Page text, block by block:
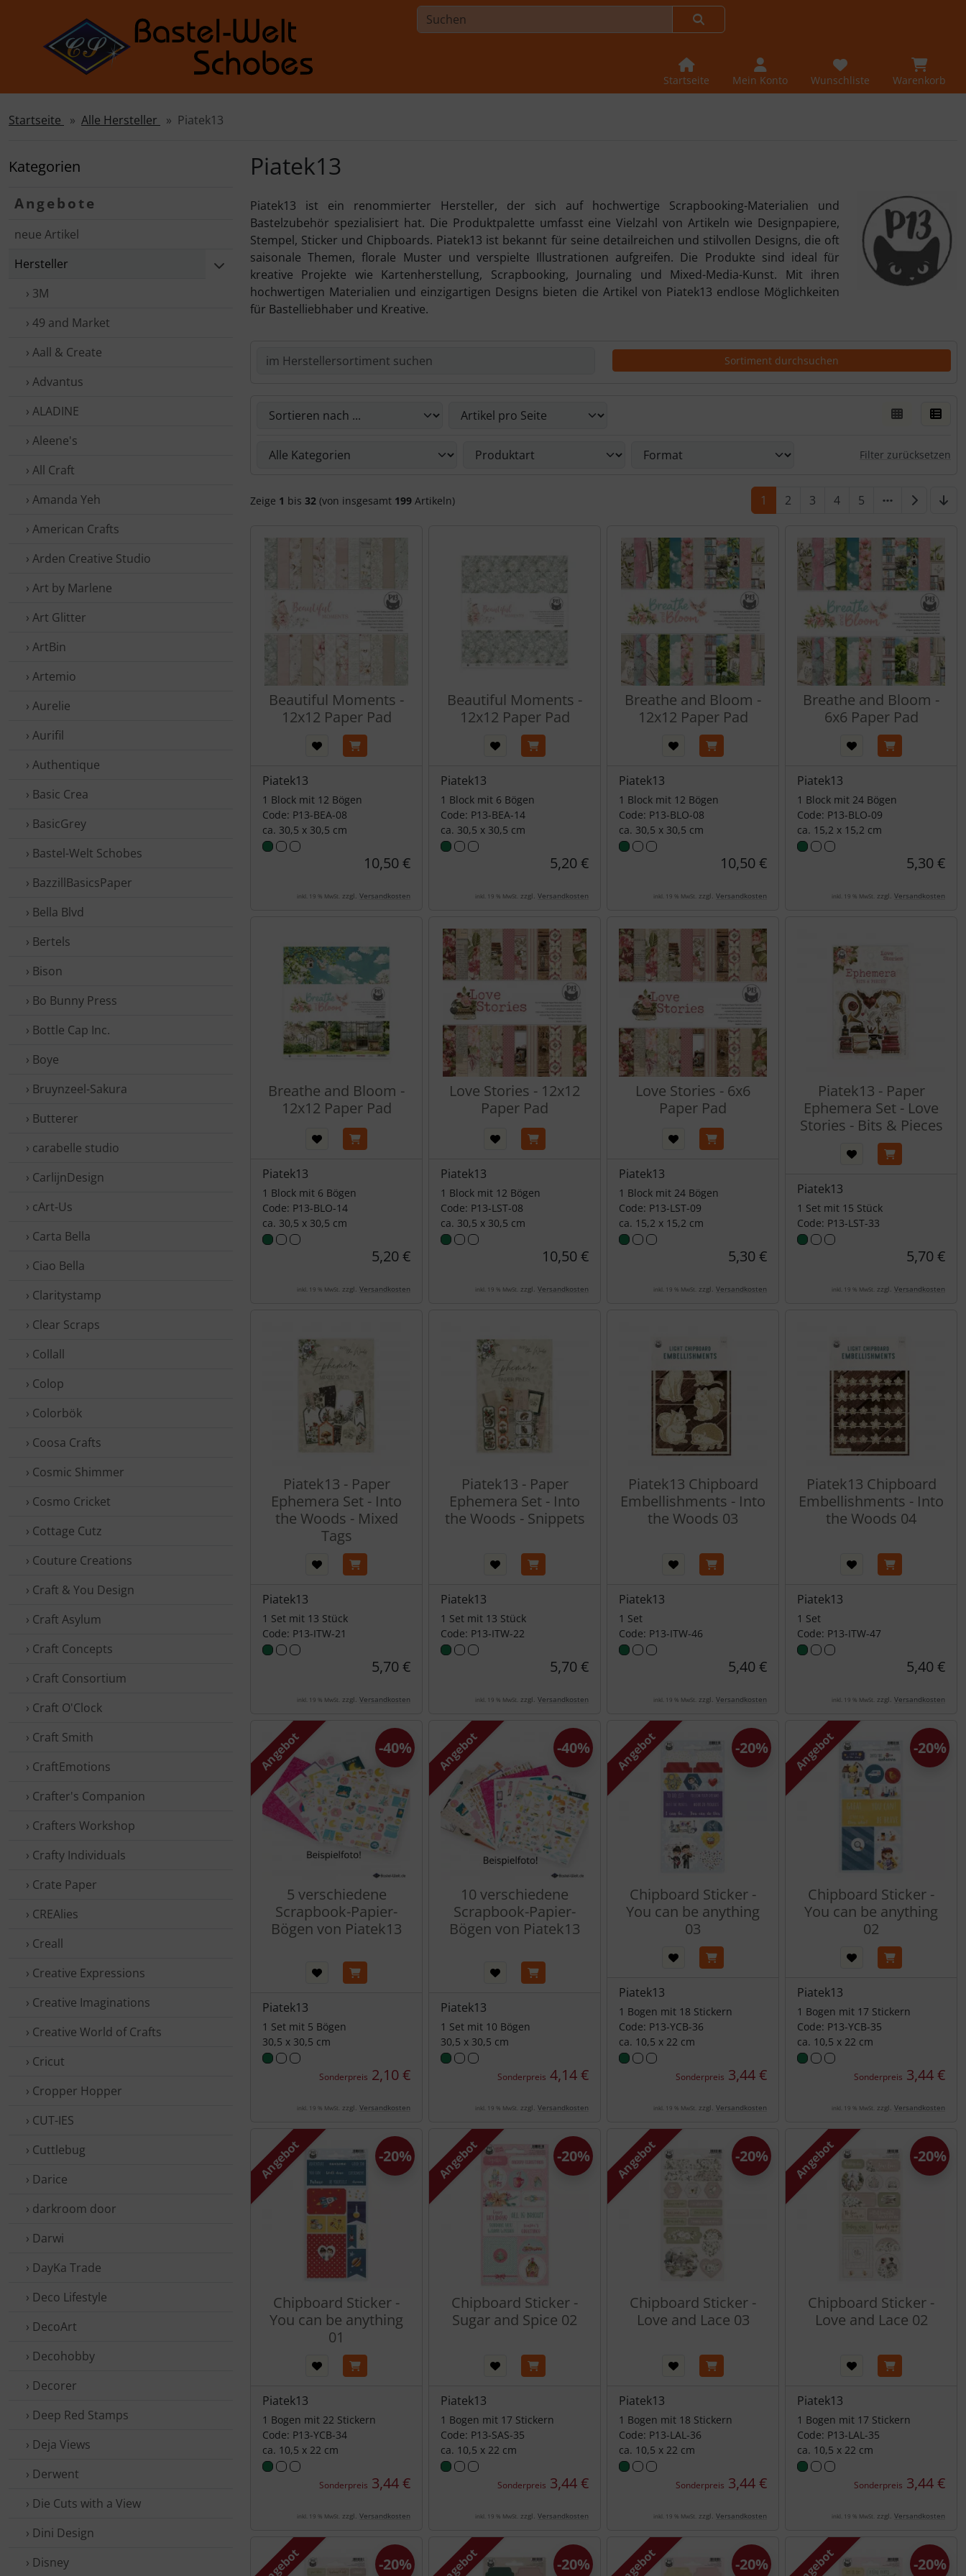
Sprungnavigation
Springe zur Navigation
Springe zum Button für Einstellungen
Springe zu den allgemeinen Informationen
Startseite Mein Konto Wunschliste Warenkorb
Startseite Alle Hersteller Piatek13
Kategorien
Angebote
neue Artikel
Hersteller
› 3M
› 49 and Market
› Aall & Create
› Advantus
› ALADINE
› Aleene's
› All Craft
› Amanda Yeh
› American Crafts
› Arden Creative Studio
› Art by Marlene
› Art Glitter
› ArtBin
› Artemio
› Aurelie
› Aurifil
› Authentique
› Basic Crea
› BasicGrey
› Bastel-Welt Schobes
› BazzillBasicsPaper
› Bella Blvd
› Bertels
› Bison
› Bo Bunny Press
› Bottle Cap Inc.
› Boye
› Bruynzeel-Sakura
› Butterer
› carabelle studio
› CarlijnDesign
› cArt-Us
› Carta Bella
› Ciao Bella
› Claritystamp
› Clear Scraps
› Collall
› Colop
› Colorbök
› Coosa Crafts
› Cosmic Shimmer
› Cosmo Cricket
› Cottage Cutz
› Couture Creations
› Craft & You Design
› Craft Asylum
› Craft Concepts
› Craft Consortium
› Craft O'Clock
› Craft Smith
› CraftEmotions
› Crafter's Companion
› Crafters Workshop
› Crafty Individuals
› Crate Paper
› CREAlies
› Creall
› Creative Expressions
› Creative Imaginations
› Creative World of Crafts
› Cricut
› Cropper Hopper
› CUT-IES
› Cuttlebug
› Darice
› darkroom door
› Darwi
› DayKa Trade
› Deco Lifestyle
› DecoArt
› Decohobby
› Decorer
› Deep Red Stamps
› Deja Views
› Derwent
› Die Cuts with a View
› Dini Design
› Disney
Piatek13
Piatek13 ist ein renommierter Hersteller, der sich auf hochwertige Scrapbooking-Materialien und
Bastelzubehör spezialisiert hat. Die Produktpalette umfasst eine Vielzahl von Artikeln wie Designpapiere,
Stempel, Sticker und Chipboards. Piatek13 ist bekannt für seine detailreichen und stilvollen Designs, die oft
saisonale Themen, florale Muster und verspielte Illustrationen aufgreifen. Die Produkte sind ideal für
kreative Projekte wie Kartenherstellung, Scrapbooking, Journaling und Mixed-Media-Kunst. Mit ihren
hochwertigen Materialien und einzigartigen Designs bieten die Artikel von Piatek13 endlose Möglichkeiten
für Bastelliebhaber und Kreative.
Hier kannst Du die nachfolgenden Artikel nach ihren Eigenschaften filtern. Filter zurücksetzen
Zeige 1 bis 32 (von insgesamt 199 Artikeln) 1 2 3 4 5
Beautiful Moments -
12x12 Paper Pad
Piatek13
1 Block mit 12 Bögen
Code: P13-BEA-08
ca. 30,5 x 30,5 cm
10,50 €
inkl. 19 % MwSt. zzgl. Versandkosten
Beautiful Moments -
12x12 Paper Pad
Piatek13
1 Block mit 6 Bögen
Code: P13-BEA-14
ca. 30,5 x 30,5 cm
5,20 €
inkl. 19 % MwSt. zzgl. Versandkosten
Breathe and Bloom -
12x12 Paper Pad
Piatek13
1 Block mit 12 Bögen
Code: P13-BLO-08
ca. 30,5 x 30,5 cm
10,50 €
inkl. 19 % MwSt. zzgl. Versandkosten
Breathe and Bloom -
6x6 Paper Pad
Piatek13
1 Block mit 24 Bögen
Code: P13-BLO-09
ca. 15,2 x 15,2 cm
5,30 €
inkl. 19 % MwSt. zzgl. Versandkosten
Breathe and Bloom -
12x12 Paper Pad
Piatek13
1 Block mit 6 Bögen
Code: P13-BLO-14
ca. 30,5 x 30,5 cm
5,20 €
inkl. 19 % MwSt. zzgl. Versandkosten
Love Stories - 12x12
Paper Pad
Piatek13
1 Block mit 12 Bögen
Code: P13-LST-08
ca. 30,5 x 30,5 cm
10,50 €
inkl. 19 % MwSt. zzgl. Versandkosten
Love Stories - 6x6
Paper Pad
Piatek13
1 Block mit 24 Bögen
Code: P13-LST-09
ca. 15,2 x 15,2 cm
5,30 €
inkl. 19 % MwSt. zzgl. Versandkosten
Piatek13 - Paper
Ephemera Set - Love
Stories - Bits & Pieces
Piatek13
1 Set mit 15 Stück
Code: P13-LST-33
5,70 €
inkl. 19 % MwSt. zzgl. Versandkosten
Piatek13 - Paper
Ephemera Set - Into
the Woods - Mixed
Tags
Piatek13
1 Set mit 13 Stück
Code: P13-ITW-21
5,70 €
inkl. 19 % MwSt. zzgl. Versandkosten
Piatek13 - Paper
Ephemera Set - Into
the Woods - Snippets
Piatek13
1 Set mit 13 Stück
Code: P13-ITW-22
5,70 €
inkl. 19 % MwSt. zzgl. Versandkosten
Piatek13 Chipboard
Embellishments - Into
the Woods 03
Piatek13
1 Set
Code: P13-ITW-46
5,40 €
inkl. 19 % MwSt. zzgl. Versandkosten
Piatek13 Chipboard
Embellishments - Into
the Woods 04
Piatek13
1 Set
Code: P13-ITW-47
5,40 €
inkl. 19 % MwSt. zzgl. Versandkosten
Angebot
5 verschiedene
Scrapbook-Papier-
Bögen von Piatek13
Piatek13
1 Set mit 5 Bögen
30,5 x 30,5 cm
Sonderpreis 2,10 €
-40%
inkl. 19 % MwSt. zzgl. Versandkosten
Angebot
10 verschiedene
Scrapbook-Papier-
Bögen von Piatek13
Piatek13
1 Set mit 10 Bögen
30,5 x 30,5 cm
Sonderpreis 4,14 €
-40%
inkl. 19 % MwSt. zzgl. Versandkosten
Angebot
Chipboard Sticker -
You can be anything
03
Piatek13
1 Bogen mit 18 Stickern
Code: P13-YCB-36
ca. 10,5 x 22 cm
Sonderpreis 3,44 €
-20%
inkl. 19 % MwSt. zzgl. Versandkosten
Angebot
Chipboard Sticker -
You can be anything
02
Piatek13
1 Bogen mit 17 Stickern
Code: P13-YCB-35
ca. 10,5 x 22 cm
Sonderpreis 3,44 €
-20%
inkl. 19 % MwSt. zzgl. Versandkosten
Angebot
Chipboard Sticker -
You can be anything
01
Piatek13
1 Bogen mit 22 Stickern
Code: P13-YCB-34
ca. 10,5 x 22 cm
Sonderpreis 3,44 €
-20%
inkl. 19 % MwSt. zzgl. Versandkosten
Angebot
Chipboard Sticker -
Sugar and Spice 02
Piatek13
1 Bogen mit 17 Stickern
Code: P13-SAS-35
ca. 10,5 x 22 cm
Sonderpreis 3,44 €
-20%
inkl. 19 % MwSt. zzgl. Versandkosten
Angebot
Chipboard Sticker -
Love and Lace 03
Piatek13
1 Bogen mit 18 Stickern
Code: P13-LAL-36
ca. 10,5 x 22 cm
Sonderpreis 3,44 €
-20%
inkl. 19 % MwSt. zzgl. Versandkosten
Angebot
Chipboard Sticker -
Love and Lace 02
Piatek13
1 Bogen mit 17 Stickern
Code: P13-LAL-35
ca. 10,5 x 22 cm
Sonderpreis 3,44 €
-20%
inkl. 19 % MwSt. zzgl. Versandkosten
-20% -20% -20% -20%